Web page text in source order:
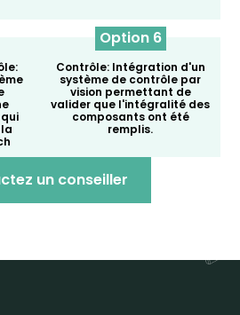
Option 6
Contrôle: Intégration d'un
système de contrôle par
vision permettant de
valider que l'intégralité des
composants ont été
remplis.
un conseiller